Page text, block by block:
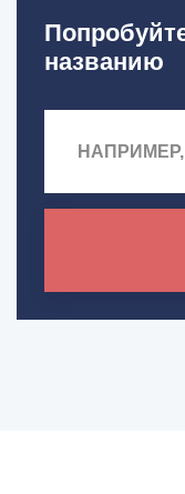
названию